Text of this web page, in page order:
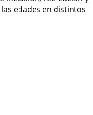
edades en distintos